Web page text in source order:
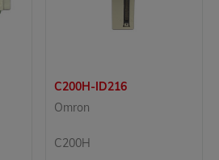
C200H-ID216
Omron
C200H